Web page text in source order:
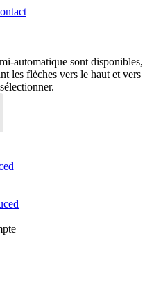
automatique sont disponibles,
les flèches vers le haut et vers